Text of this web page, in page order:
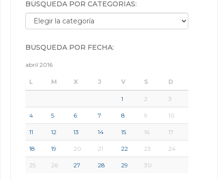
BÚSQUEDA POR CATEGORÍAS:
Búsqueda por categorías:
BÚSQUEDA POR FECHA:
abril 2016
L M X J V S D
1 2 3
4 5 6 7 8 9 10
11 12 13 14 15 16 17
18 19 20 21 22 23 24
25 26 27 28 29 30